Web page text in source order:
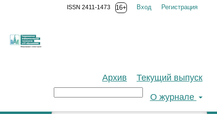
Текущий выпуск
Архив
О журнале
Регистрация
Вход
ISSN 2411-1473 16+